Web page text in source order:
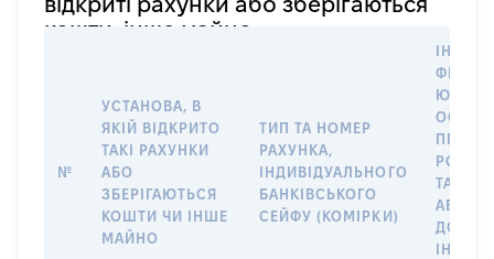
кошти, інше майно
№
УСТАНОВА, В
ЯКІЙ ВІДКРИТО
ТАКІ РАХУНКИ
АБО
ЗБЕРІГАЮТЬСЯ
КОШТИ ЧИ ІНШЕ
МАЙНО
ТИП ТА НОМЕР
РАХУНКА,
ІНДИВІДУАЛЬНОГО
БАНКІВСЬКОГО
СЕЙФУ (КОМІРКИ)
ПРАВО
ТАКИМ
АБО
ДО